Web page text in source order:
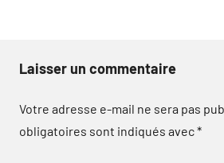
Laisser un commentaire
Votre adresse e-mail ne sera pas
obligatoires sont indiqués avec*